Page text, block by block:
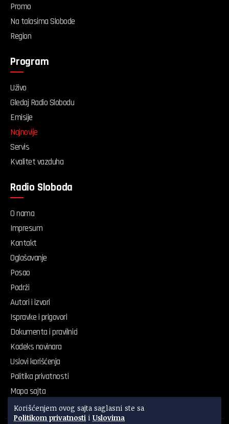
Korišćenjem ovog sajta saglasni ste sa
Politikom privatnosti i Uslovima
Promo
Na talasima Slobode
Region
Program
Uživo
Gledaj Radio Slobodu
Emisije
Najnovije
Servis
Kvalitet vazduha
Radio Sloboda
O nama
Impresum
Kontakt
Oglašavanje
Posao
Podrži
Autori i izvori
Ispravke i prigovori
Dokumenta i pravilnici
Kodeks novinara
Uslovi korišćenja
Politika privatnosti
Mapa sajta